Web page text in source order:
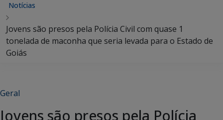
Notícias
Jovens são presos pela Polícia Civil com quase 1
tonelada de maconha que seria levada para o Estado de
Goiás
Geral
Jovens são presos pela Polícia